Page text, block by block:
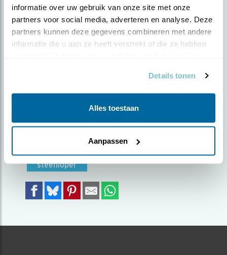
informatie over uw gebruik van onze site met onze
partners voor social media, adverteren en analyse. Deze
partners kunnen deze gegevens combineren met andere
informatie die u aan ze heeft verstrekt of die ze hebben
Details tonen
Alles toestaan
Aanpassen
WANDELENDE
STEENLOPERS
Als wij wandelen, volgen we natuurlijk de
Foto genomen in: Nieuwvliet-Bad
steenloper